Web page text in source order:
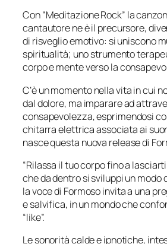
Con “Meditazione Rock” la
cantautore ne è il precursore,
di risveglio emotivo: si uniscono
spiritualità; uno strumento
corpo e mente verso la
C’è un momento nella vita in cui
dal dolore, ma imparare ad
consapevolezza, esprimendosi
chitarra elettrica associata ai
nasce questa nuova release di
“Rilassa il tuo corpo fino a
che da dentro si sviluppi un modo
la voce di Formoso invita a una
e salvifica, in un mondo che
“like”.
Le sonorità calde e ipnotiche,